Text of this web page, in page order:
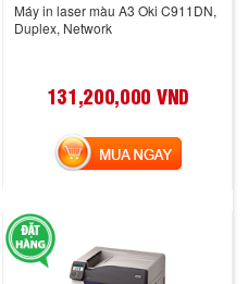
Máy in laser màu A3 Oki C911DN,
Duplex, Network
131,200,000 VND
MUA NGAY